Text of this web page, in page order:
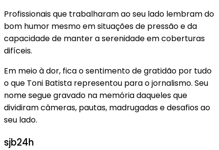
Profissionais que trabalharam ao seu lado lembram do
bom humor mesmo em situações de pressão e da
capacidade de manter a serenidade em coberturas
difíceis.
Em meio à dor, fica o sentimento de gratidão por tudo
o que Toni Batista representou para o jornalismo. Seu
nome segue gravado na memória daqueles que
dividiram câmeras, pautas, madrugadas e desafios ao
seu lado.
sjb24h